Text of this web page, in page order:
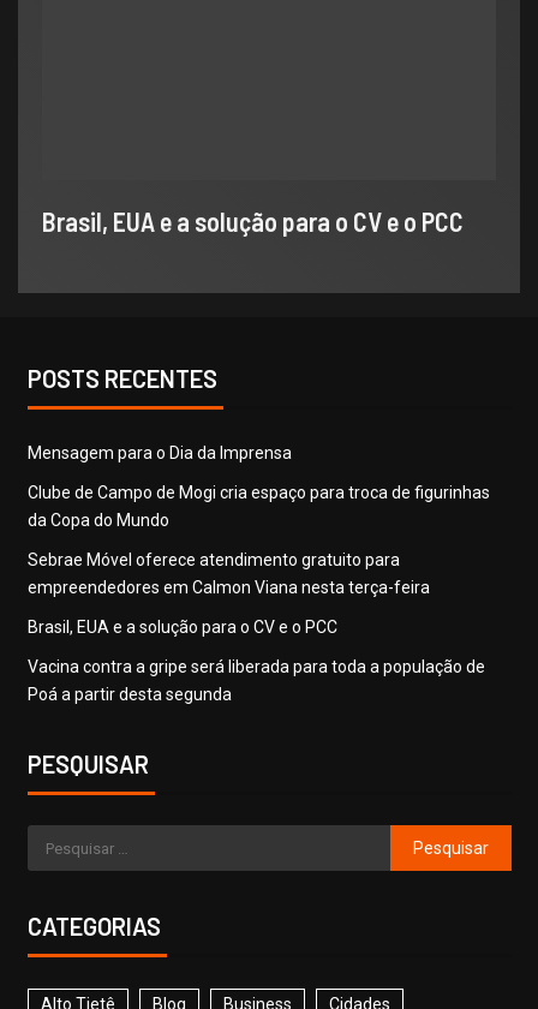
Brasil, EUA e a solução para o CV e o PCC
POSTS RECENTES
​Mensagem para o Dia da Imprensa
Clube de Campo de Mogi cria espaço para troca de figurinhas
da Copa do Mundo
Sebrae Móvel oferece atendimento gratuito para
empreendedores em Calmon Viana nesta terça-feira
Brasil, EUA e a solução para o CV e o PCC
Vacina contra a gripe será liberada para toda a população de
Poá a partir desta segunda
PESQUISAR
CATEGORIAS
Alto Tietê Blog Business Cidades